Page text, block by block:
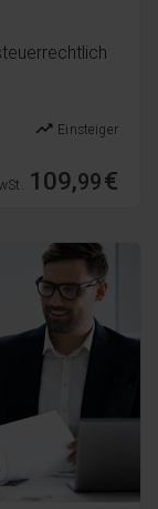
trending_up Einsteiger
109,99€